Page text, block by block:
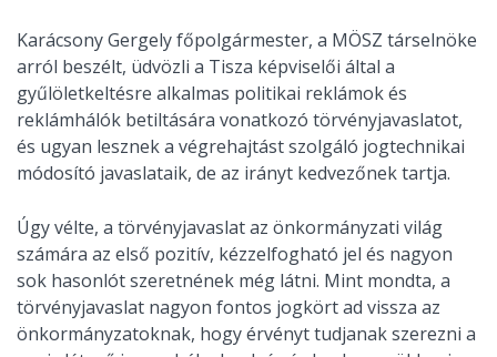
Karácsony Gergely főpolgármester, a MÖSZ társelnöke
arról beszélt, üdvözli a Tisza képviselői által a
gyűlöletkeltésre alkalmas politikai reklámok és
reklámhálók betiltására vonatkozó törvényjavaslatot,
és ugyan lesznek a végrehajtást szolgáló jogtechnikai
módosító javaslataik, de az irányt kedvezőnek tartja.
Úgy vélte, a törvényjavaslat az önkormányzati világ
számára az első pozitív, kézzelfogható jel és nagyon
sok hasonlót szeretnének még látni. Mint mondta, a
törvényjavaslat nagyon fontos jogkört ad vissza az
önkormányzatoknak, hogy érvényt tudjanak szerezni a